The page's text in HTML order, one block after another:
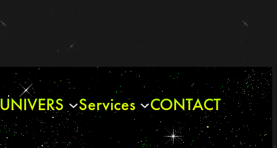
UNIVERS Services CONTACT